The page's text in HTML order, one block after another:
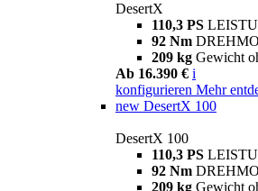
DesertX
110,3 PS
92 Nm
209 kg Gewicht
Ab 16.390 € i
konfigurieren Mehr
new DesertX 100
DesertX 100
110,3 PS
92 Nm
209 kg Gewicht